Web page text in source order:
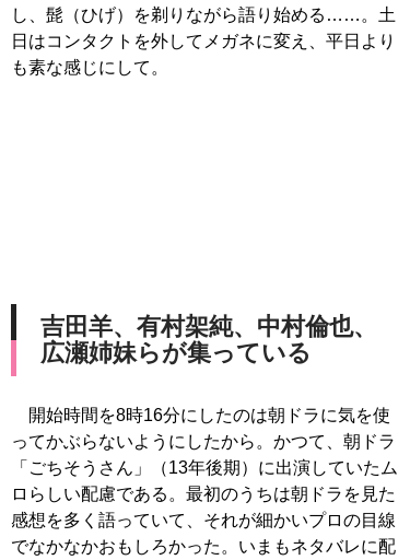
し、髭（ひげ）を剃りながら語り始める……。土
日はコンタクトを外してメガネに変え、平日より
も素な感じにして。
吉田羊、有村架純、中村倫也、
広瀬姉妹らが集っている
開始時間を8時16分にしたのは朝ドラに気を使
ってかぶらないようにしたから。かつて、朝ドラ
「ごちそうさん」（13年後期）に出演していたム
ロらしい配慮である。最初のうちは朝ドラを見た
感想を多く語っていて、それが細かいプロの目線
でなかなかおもしろかった。いまもネタバレに配